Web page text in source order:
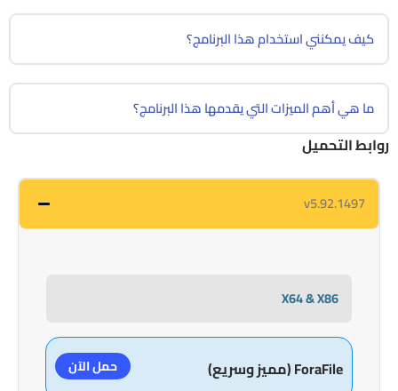
كيف يمكنني استخدام هذا البرنامج؟
ما هي أهم الميزات التي يقدمها هذا البرنامج؟
روابط التحميل
v5.92.1497
X64 & X86
ForaFile (مميز وسريع) حمل الآن